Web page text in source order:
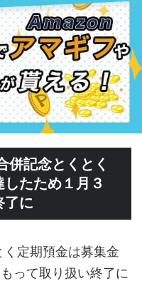
併記念とくとく
たため１月３
了に
定期預金は募集金
って取り扱い終了に